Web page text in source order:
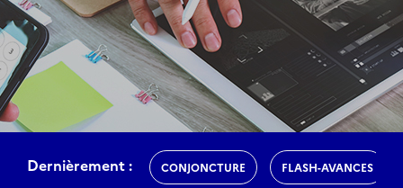
Dernièrement : CONJONCTURE FLASH-AVANCES